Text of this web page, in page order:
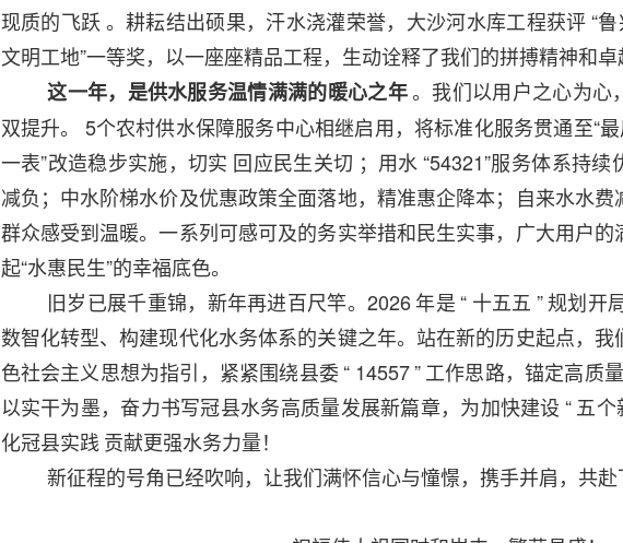
现质的飞跃 。耕耘结出硕果，汗水浇灌荣誉，大沙河水库工程获评“
文明工地”一等奖，以一座座精品工程，生动诠释了我们的拼搏精神和卓
这一年，是供水服务温情满满的暖心之年。我们以用户之心为心
双提升。
5个农村供水保障服务中心相继启用，将标准化服务贯通至“
一表”改造稳步实施，切实 回应民生关切 ；用水“54321”服务体系持
减负；中水阶梯水价及优惠政策全面落地，精准惠企降本；自来水水
群众感受到温暖。一系列可感可及的务实举措和民生实事，广大用户
起“水惠民生”的幸福底色。
旧岁已展千重锦，新年再进百尺竿。2026年是 “ 十五五 ”规划开
数智化转型、构建现代化水务体系的关键之年。站在新的历史起点，
色社会主义思想为指引，紧紧围绕县委“ 14557” 工作思路，锚定高质
以实干为墨，奋力书写冠县水务高质量发展新篇章，为加快建设 “ 五个
化冠县实践 贡献更强水务力量！
新征程的号角已经吹响，让我们满怀信心与憧憬，携手并肩，共